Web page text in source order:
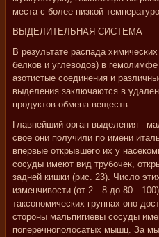
места с более низкой
ВЫДЕЛИТЕЛЬНАЯ СИСТЕМА
В результате распада
белков и углеводов) в
азотистые соединения и
выделения заключаются в
продуктов обмена веществ.
Главнейший орган выделения -
свое они получили по имени
впервые открывшего их у
сосуды имеют вид трубочек,
задней кишки (рис. 23). Число
изменчивости (от 2—8 до
таксономических группах оно
стороны мальпигиевы сосуды
поперечнополосатых мышц. За